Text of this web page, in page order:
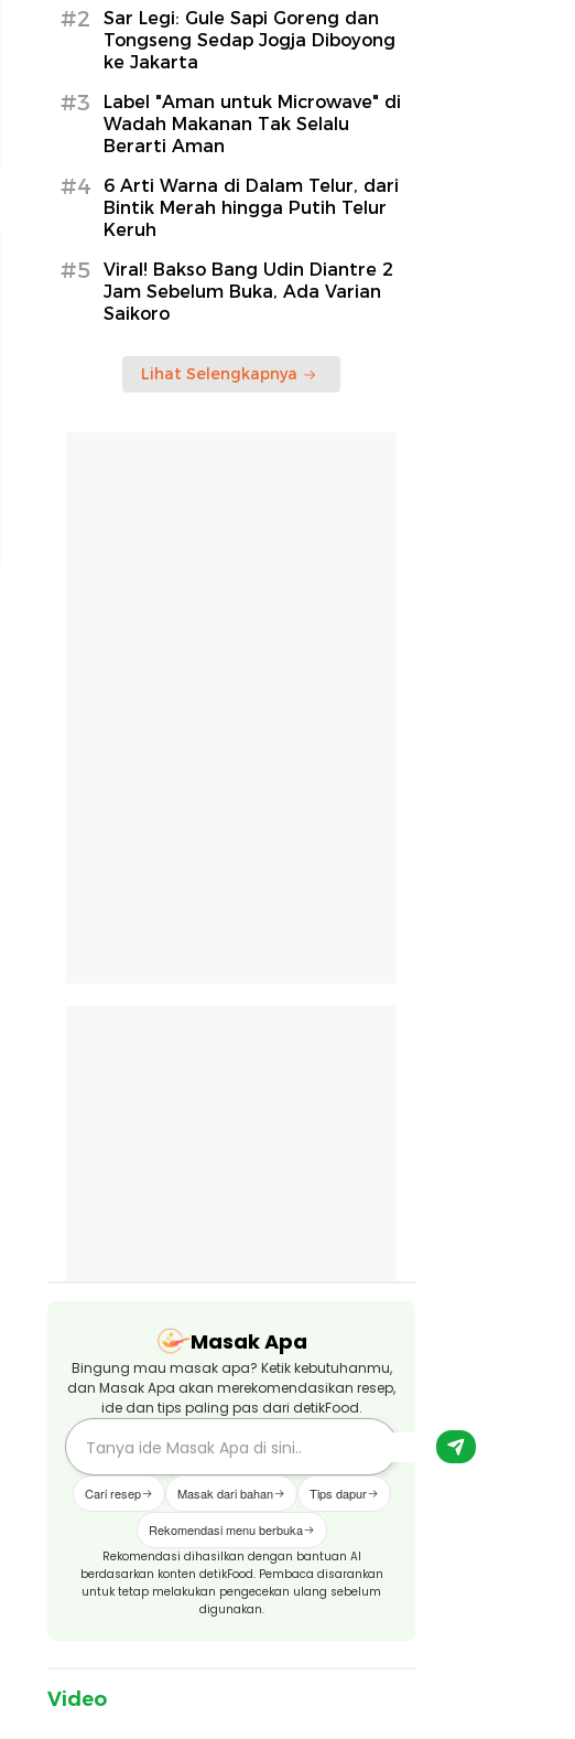
#2
Sar Legi: Gule Sapi Goreng dan
Tongseng Sedap Jogja Diboyong
ke Jakarta
#3
Label "Aman untuk Microwave" di
Wadah Makanan Tak Selalu
Berarti Aman
#4
6 Arti Warna di Dalam Telur, dari
Bintik Merah hingga Putih Telur
Keruh
#5
Viral! Bakso Bang Udin Diantre 2
Jam Sebelum Buka, Ada Varian
Saikoro
Lihat Selengkapnya
Masak Apa
Bingung mau masak apa? Ketik kebutuhanmu,
dan Masak Apa akan merekomendasikan resep,
ide dan tips paling pas dari detikFood.
Cari resep Masak dari bahan Tips dapur
Rekomendasi menu berbuka
Rekomendasi dihasilkan dengan bantuan AI
berdasarkan konten detikFood. Pembaca disarankan
untuk tetap melakukan pengecekan ulang sebelum
digunakan.
Video